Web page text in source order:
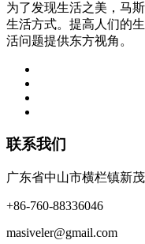
为了发现生活之美，马
生活方式。提高人们的
活问题提供东方视角。
联系我们
广东省中山市横栏镇新
+86-760-88336046
masiveler@gmail.com